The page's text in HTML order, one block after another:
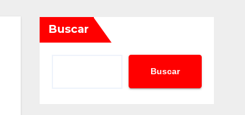
Buscar
Buscar